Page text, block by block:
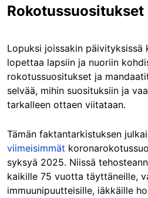
Rokotussuositukset
Lopuksi joissakin päivityksissä
lopettaa lapsiin ja nuoriin
rokotussuositukset ja
selvää, mihin suosituksiin ja
tarkalleen ottaen viitataan.
Tämän faktantarkistuksen
viimeisimmät
syksyä 2025. Niissä
kaikille 75 vuotta täyttäneille,
immuunipuutteisille, iäkkäille